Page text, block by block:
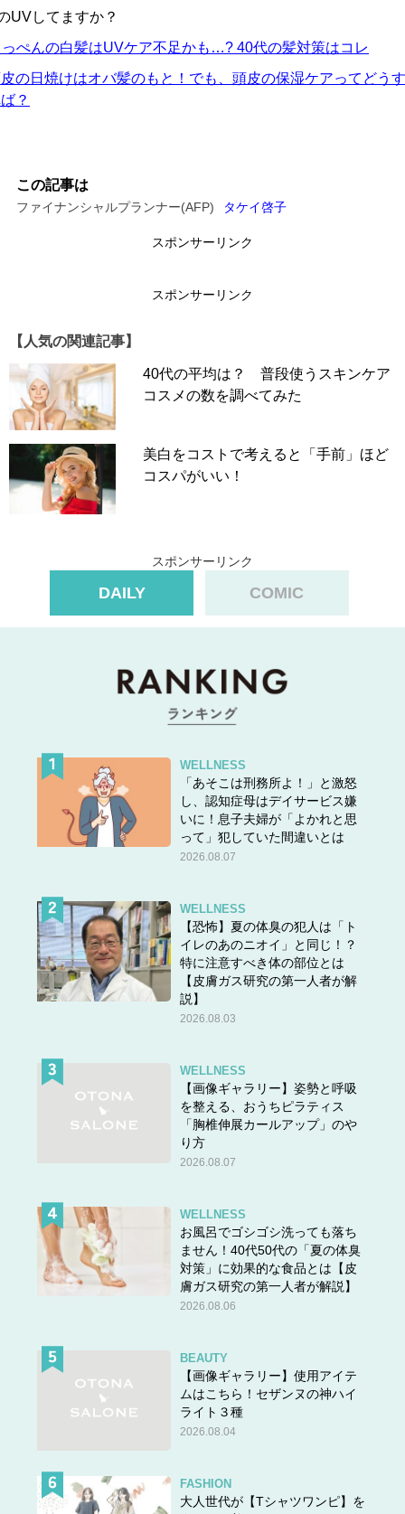
UVしてますか？
ぺんの白髪はUVケア不足かも…? 40代の髪対策はコレ
の日焼けはオバ髪のもと！でも、頭皮の保湿ケアってどうす
？
この記事は
ファイナンシャルプランナー(AFP) タケイ啓子
スポンサーリンク
スポンサーリンク
【人気の関連記事】
40代の平均は？ 普段使うスキンケア
コスメの数を調べてみた
美白をコストで考えると「手前」ほど
コスパがいい！
スポンサーリンク
DAILY COMIC
WELLNESS
「あそこは刑務所よ！」と激怒
し、認知症母はデイサービス嫌
いに！息子夫婦が「よかれと思
って」犯していた間違いとは
2026.08.07
WELLNESS
【恐怖】夏の体臭の犯人は「ト
イレのあのニオイ」と同じ！？
特に注意すべき体の部位とは
【皮膚ガス研究の第一人者が解
説】
2026.08.03
WELLNESS
【画像ギャラリー】姿勢と呼吸
を整える、おうちピラティス
「胸椎伸展カールアップ」のや
り方
2026.08.07
WELLNESS
お風呂でゴシゴシ洗っても落ち
ません！40代50代の「夏の体臭
対策」に効果的な食品とは【皮
膚ガス研究の第一人者が解説】
2026.08.06
BEAUTY
【画像ギャラリー】使用アイテ
ムはこちら！セザンヌの神ハイ
ライト３種
2026.08.04
FASHION
大人世代が【Tシャツワンピ】を